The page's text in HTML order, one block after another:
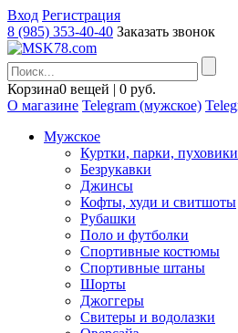
Вход Регистрация
8 (985) 353-40-40 Заказать звонок
Корзина0 вещей | 0 руб.
О магазине Telegram (мужское)
Мужское
Куртки, парки, пуховики
Безрукавки
Джинсы
Кофты, худи и свитшоты
Рубашки
Поло и футболки
Спортивные костюмы
Спортивные штаны
Шорты
Джоггеры
Свитеры и водолазки